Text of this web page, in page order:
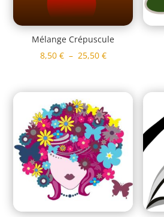
Mélange Crépuscule
8,50 € – 25,50 €Plage
à
25,50 €